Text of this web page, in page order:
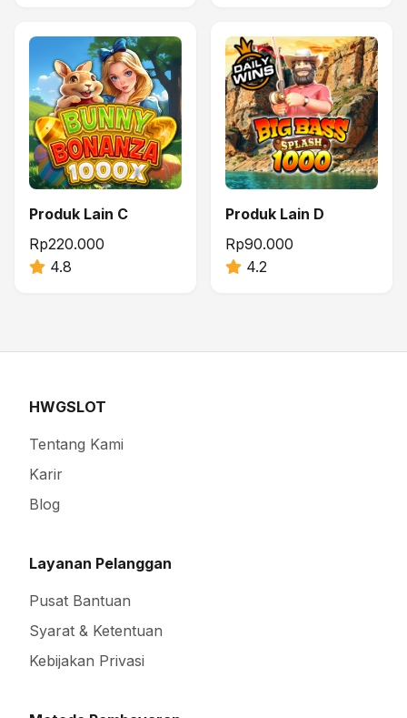
Produk Lain C
Rp220.000
4.8
Produk Lain D
Rp90.000
4.2
HWGSLOT
Tentang Kami
Karir
Blog
Layanan Pelanggan
Pusat Bantuan
Syarat & Ketentuan
Kebijakan Privasi